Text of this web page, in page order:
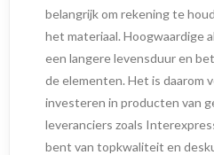
belangrijk om rekening te
het materiaal. Hoogwaardige
een langere levensduur en
de elementen. Het is daarom
investeren in producten van
leveranciers zoals
bent van topkwaliteit en